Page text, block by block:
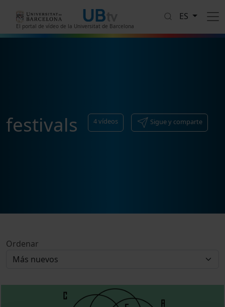
El portal de vídeo de la Universitat de Barcelona
ES
festivals 4vídeos Sigue y comparte
Ordenar